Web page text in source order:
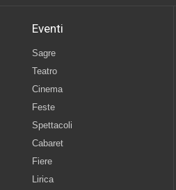
Eventi
Sagre
Teatro
Cinema
Feste
Spettacoli
Cabaret
Fiere
Lirica